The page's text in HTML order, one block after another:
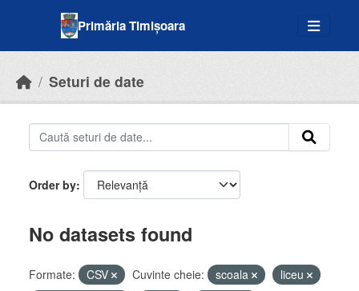
Primăria Timișoara
Seturi de date
Order by
No datasets found
Formate: CSV Cuvinte cheie: scoala
liceu